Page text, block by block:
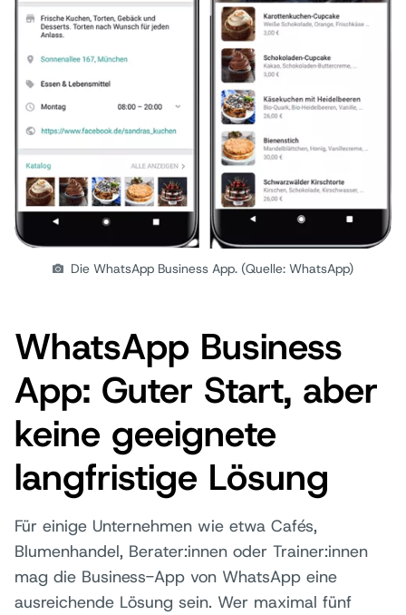
Die WhatsApp Business App. (Quelle: WhatsApp)
WhatsApp Business
App: Guter Start, aber
keine geeignete
langfristige Lösung
Für einige Unternehmen wie etwa Cafés,
Blumenhandel, Berater:innen oder Trainer:innen
mag die Business-App von WhatsApp eine
ausreichende Lösung sein. Wer maximal fünf